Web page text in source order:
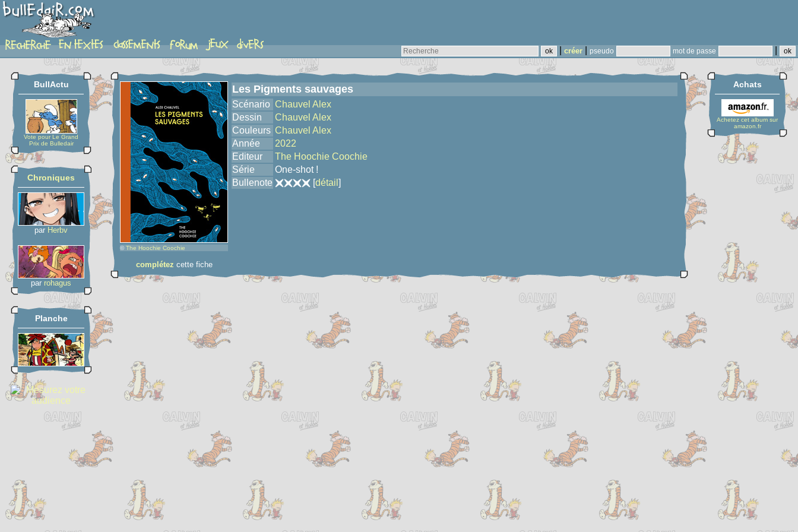
créer pseudo mot de passe
album
BullActu
Vote pour Le Grand
Prix de Bulledair
Chroniques
par Herbv
par rohagus
Planche
© The Hoochie Coochie
complétez cette fiche
Les Pigments sauvages
Scénario Chauvel Alex
Dessin
Chauvel Alex
Couleurs Chauvel Alex
Année
2022
Editeur
The Hoochie Coochie
Série
One-shot !
Bullenote
[détail ]
Achats
Achetez cet album sur
amazon.fr